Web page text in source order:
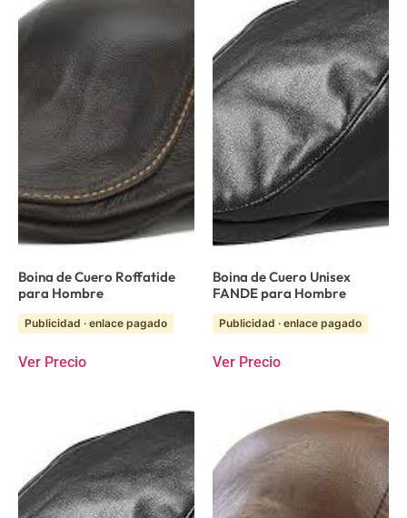
Boina de Cuero Roffatide
para Hombre
Publicidad · enlace pagado
Ver Precio
Boina de Cuero Unisex
FANDE para Hombre
Publicidad · enlace pagado
Ver Precio